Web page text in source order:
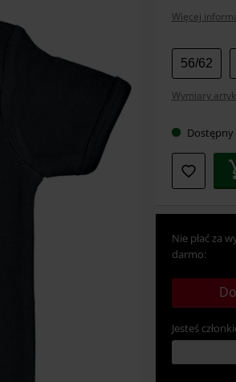
Więcej
swój
56/62
Wymiary
Dostępny
Nie płać za
darmo:
Jesteś